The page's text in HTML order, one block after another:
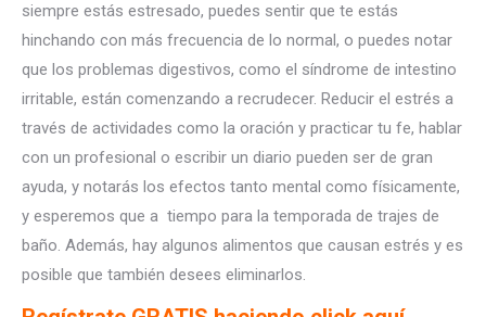
siempre estás estresado, puedes sentir que te estás
hinchando con más frecuencia de lo normal, o puedes notar
que los problemas digestivos, como el síndrome de intestino
irritable, están comenzando a recrudecer. Reducir el estrés a
través de actividades como la oración y practicar tu fe, hablar
con un profesional o escribir un diario pueden ser de gran
ayuda, y notarás los efectos tanto mental como físicamente,
y esperemos que a tiempo para la temporada de trajes de
baño. Además, hay algunos alimentos que causan estrés y es
posible que también desees eliminarlos.